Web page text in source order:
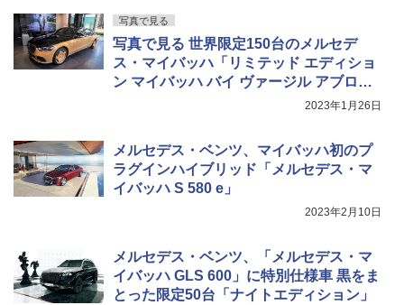
写真で見る
写真で見る 世界限定150台のメルセデ
ス・マイバッハ「リミテッド エディショ
ン マイバッハ バイ ヴァージル アブロ
2023年1月26日
メルセデス・ベンツ、マイバッハ初のプ
ラグインハイブリッド「メルセデス・マ
イバッハ S 580 e」
2023年2月10日
メルセデス・ベンツ、「メルセデス・マ
イバッハ GLS 600」に特別仕様車 黒をま
とった限定50台「ナイトエディション」